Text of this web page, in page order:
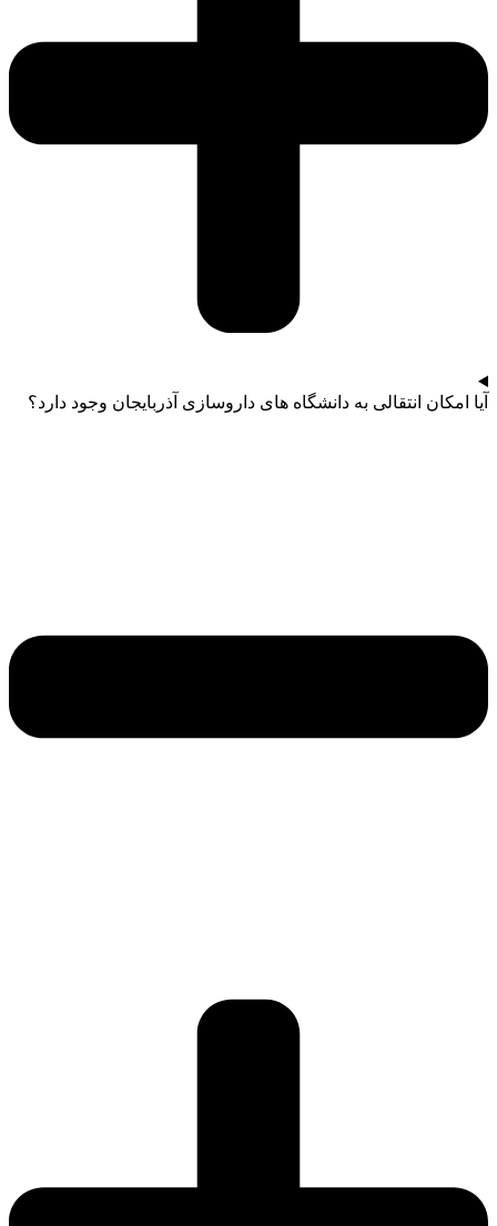
آیا امکان انتقالی به دانشگاه‌ های داروسازی آذربایجان وجود دارد؟